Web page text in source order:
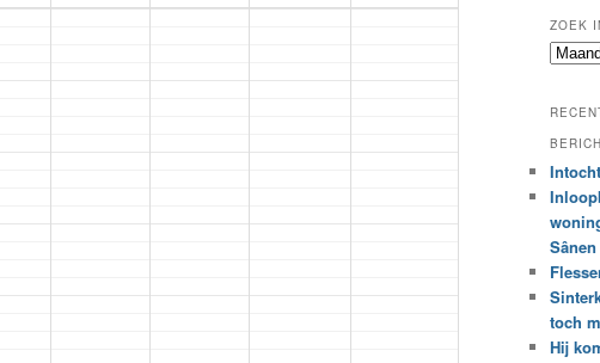
k
n
e
e
n
b
e
a
a
l
d
ZOEK
Z
k
i
n
h
t
a
r
c
h
i
toch
Hij